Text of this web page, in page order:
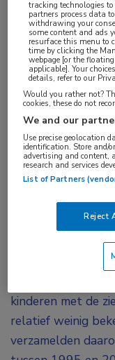
Bij kinderen die
van Kawasaki is
problemen
tijdens ACR
mediane follow-
16% een
kinderen met de
relatief weinig
verzamelden
Vasculitis
Tags:
arteriitis,vasculitis
tracking technologies
partners process data
withdrawing your
some content and ads
resurface this menu to
time by clicking the
webpage [or the
applicable]. Your
details, refer to our
Would you rather not?
cookies, these do not
We and our
Use precise geolocation
identification. Store and/
advertising and content,
research and services
List of Partners
Reject